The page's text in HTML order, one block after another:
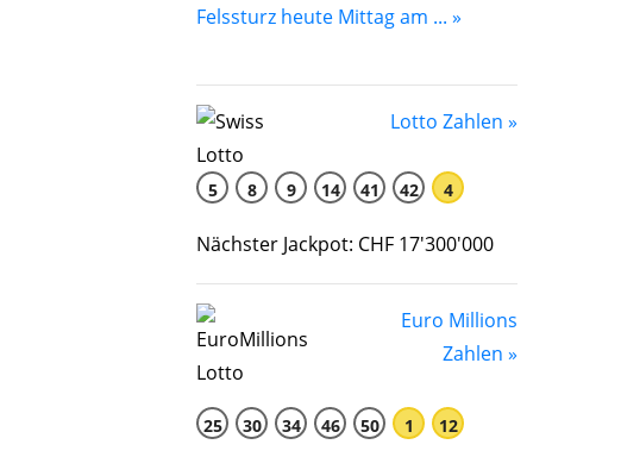
Felssturz heute Mittag am ... »
Lotto Zahlen »
5 8 9 14 41 42 4
Nächster Jackpot: CHF 17'300'000
Euro Millions
Zahlen »
25 30 34 46 50 1 12